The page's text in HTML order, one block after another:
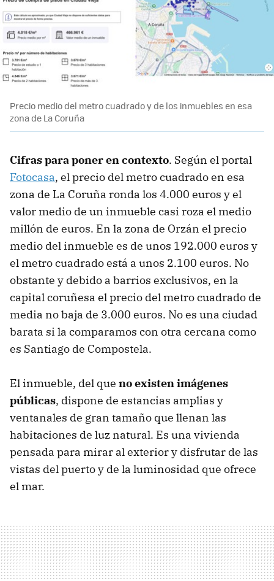
Precio medio del metro cuadrado y de los inmuebles en esa
zona de La Coruña
Cifras para poner en contexto. Según el portal
Fotocasa, el precio del metro cuadrado en esa
zona de La Coruña ronda los 4.000 euros y el
valor medio de un inmueble casi roza el medio
millón de euros. En la zona de Orzán el precio
medio del inmueble es de unos 192.000 euros y
el metro cuadrado está a unos 2.100 euros. No
obstante y debido a barrios exclusivos, en la
capital coruñesa el precio del metro cuadrado de
media no baja de 3.000 euros. No es una ciudad
barata si la comparamos con otra cercana como
es Santiago de Compostela.
El inmueble, del que no existen imágenes
públicas, dispone de estancias amplias y
ventanales de gran tamaño que llenan las
habitaciones de luz natural. Es una vivienda
pensada para mirar al exterior y disfrutar de las
vistas del puerto y de la luminosidad que ofrece
el mar.